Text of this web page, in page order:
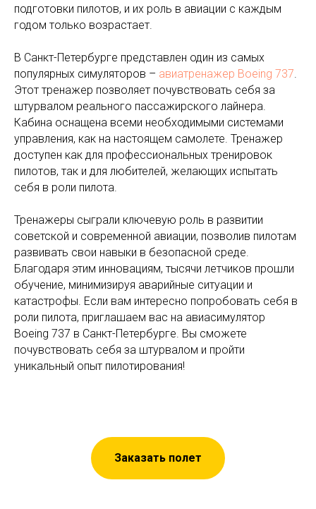
подготовки пилотов, и их роль в авиации с каждым
годом только возрастает.
В Санкт-Петербурге представлен один из самых
популярных симуляторов – авиатренажер Boeing 737.
Этот тренажер позволяет почувствовать себя за
штурвалом реального пассажирского лайнера.
Кабина оснащена всеми необходимыми системами
управления, как на настоящем самолете. Тренажер
доступен как для профессиональных тренировок
пилотов, так и для любителей, желающих испытать
себя в роли пилота.
Тренажеры сыграли ключевую роль в развитии
советской и современной авиации, позволив пилотам
развивать свои навыки в безопасной среде.
Благодаря этим инновациям, тысячи летчиков прошли
обучение, минимизируя аварийные ситуации и
катастрофы. Если вам интересно попробовать себя в
роли пилота, приглашаем вас на авиасимулятор
Boeing 737 в Санкт-Петербурге. Вы сможете
почувствовать себя за штурвалом и пройти
уникальный опыт пилотирования!
Заказать полет